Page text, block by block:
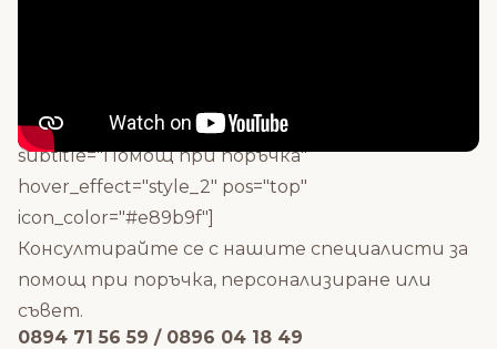
icon_border_radius="60" icon_border_spacing="60"
subtitle="Помощ при поръчка"
hover_effect="style_2" pos="top"
icon_color="#e89b9f"]
Консултирайте се с нашите специалисти за
помощ при поръчка, персонализиране или
съвет.
0894 71 56 59 / 0896 04 18 49